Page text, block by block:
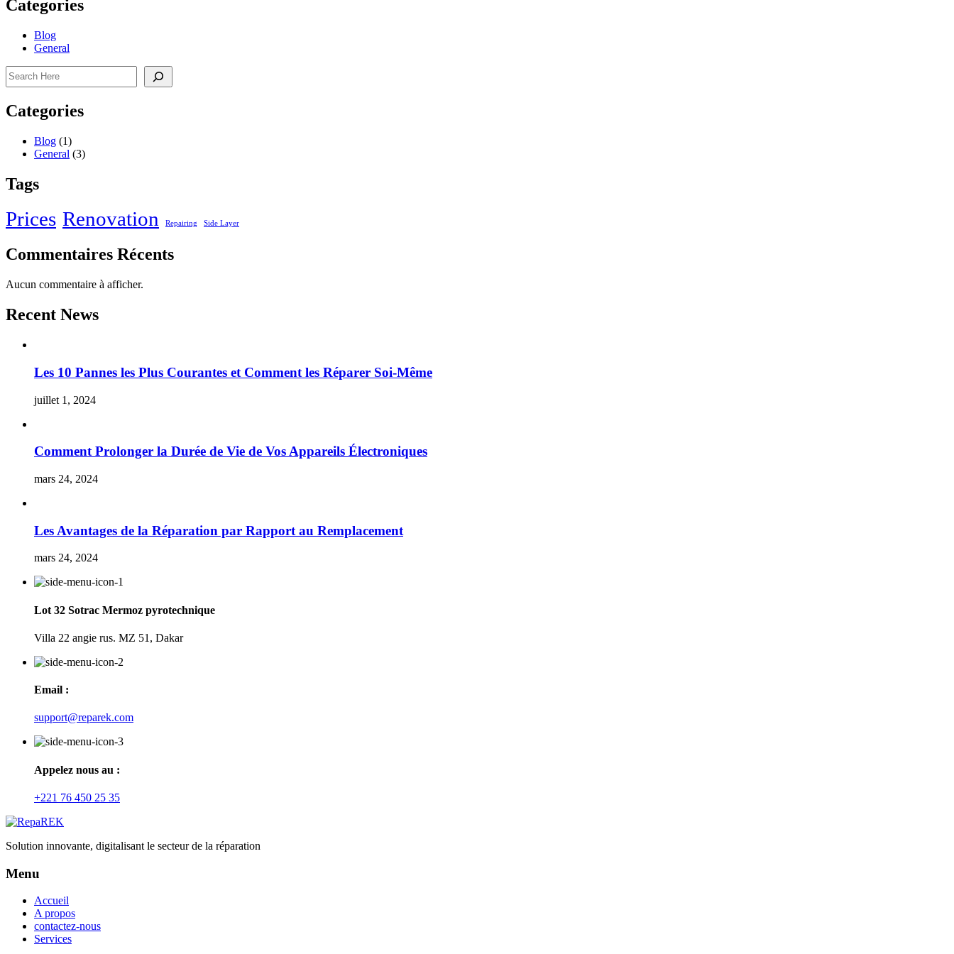
Categories
Blog
General
Rechercher
Categories
Blog (1)
General (3)
Tags
Prices Renovation Repairing Side Layer
Commentaires Récents
Aucun commentaire à afficher.
Recent News
Les 10 Pannes les Plus Courantes et Comment les Réparer Soi-Même
juillet 1, 2024
Comment Prolonger la Durée de Vie de Vos Appareils Électroniques
mars 24, 2024
Les Avantages de la Réparation par Rapport au Remplacement
mars 24, 2024
Lot 32 Sotrac Mermoz pyrotechnique
Villa 22 angie rus. MZ 51, Dakar
Email :
support@reparek.com
Appelez nous au :
+221 76 450 25 35
Solution innovante, digitalisant le secteur de la réparation
Menu
Accueil
A propos
contactez-nous
Services